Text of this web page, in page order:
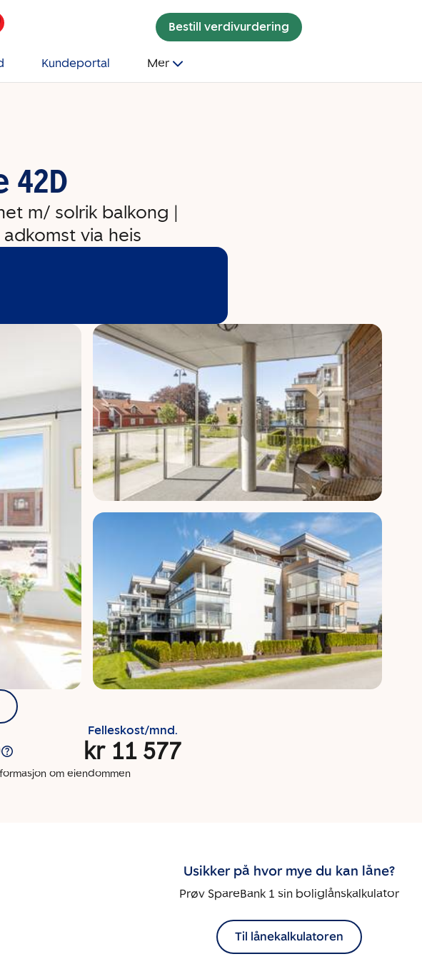
Bestill verdivurdering
Kundeportal Mer
42D
m/ solrik balkong |
via heis
Felleskost/mnd.
kr 11 577
om eiendommen
Usikker på hvor mye du kan låne?
Prøv SpareBank 1 sin boliglånskalkulator
Til lånekalkulatoren